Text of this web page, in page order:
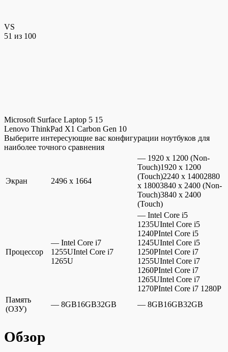
VS
51 из 100
Microsoft Surface Laptop 5 15
Lenovo ThinkPad X1 Carbon Gen 10
Выберите интересующие вас конфигурации ноутбуков для
наиболее точного сравнения
Экран 2496 x 1664
— 1920 x 1200 (Non-
Touch)1920 x 1200
(Touch)2240 x 14002880
x 18003840 x 2400 (Non-
Touch)3840 x 2400
(Touch)
Процессор
— Intel Core i7
1255UIntel Core i7
1265U
— Intel Core i5
1235UIntel Core i5
1240PIntel Core i5
1245UIntel Core i5
1250PIntel Core i7
1255UIntel Core i7
1260PIntel Core i7
1265UIntel Core i7
1270PIntel Core i7 1280P
Память
(ОЗУ)
— 8GB16GB32GB — 8GB16GB32GB
Обзор